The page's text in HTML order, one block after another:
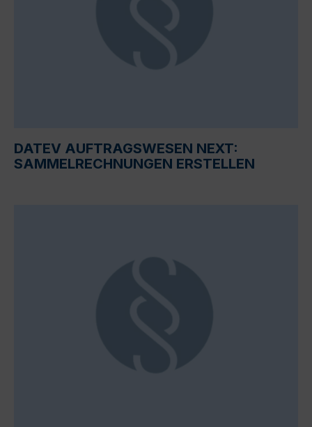
DATEV AUFTRAGSWESEN NEXT:
SAMMELRECHNUNGEN ERSTELLEN